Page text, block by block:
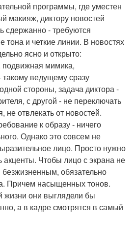
программы, где уместен
макияж, диктору новостей
сдержанно - требуются
тона и четкие линии. В новостях
ясно и открыто:
подвижная мимика,
ведущему сразу
стороны, задача диктора -
с другой - не переключать
не отвлекать от новостей.
к образу - ничего
Однако это совсем не
лицо. Просто нужно
акценты. Чтобы лицо с экрана не
обязательно
Причем насыщенных тонов.
жизни они выглядели бы
а в кадре смотрятся в самый